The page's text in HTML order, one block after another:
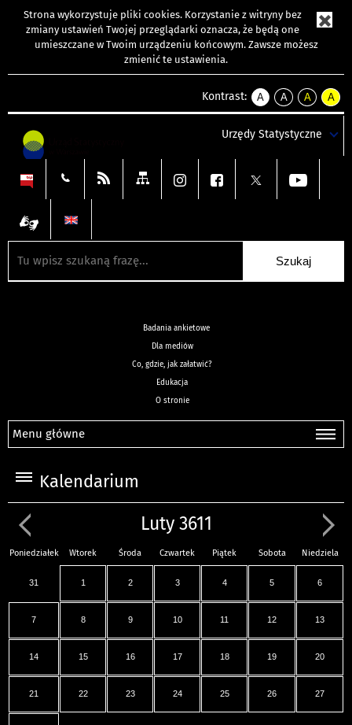
Strona wykorzystuje pliki cookies. Korzystanie z witryny bez
zmiany ustawień Twojej przeglądarki oznacza, że będą one
umieszczane w Twoim urządzeniu końcowym. Zawsze możesz
zmienić te ustawienia.
Kontrast:
A
kontrast
A
kontrast
tekst
czarnym
A
kontrast
tekst
czarnym
A
tekst
żółtym
Urzędy Statystyczne
Badania ankietowe
Dla mediów
Co, gdzie, jak załatwić?
Edukacja
O stronie
Menu główne
Kalendarium
Luty 3611
Poniedziałek Wtorek Środa Czwartek Piątek Sobota Niedziela
31 1 2 3 4 5 6
7 8 9 10 11 12 13
14 15 16 17 18 19 20
21 22 23 24 25 26 27